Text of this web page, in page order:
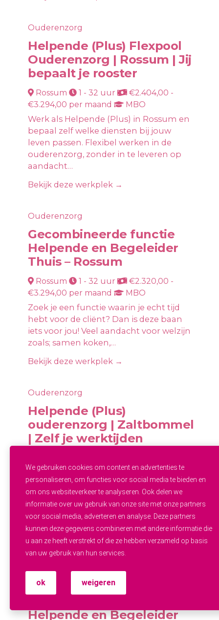
We gebruiken cookies om content en advertenties te
personaliseren, om functies voor social media te bieden en
om ons websiteverkeer te analyseren. Ook delen we
informatie over uw gebruik van onze site met onze partners
voor social media, adverteren en analyse. Deze partners
kunnen deze gegevens combineren met andere informatie die
u aan ze heeft verstrekt of die ze hebben verzameld op basis
van uw gebruik van hun services.
ok weigeren
Ouderenzorg
Helpende (Plus) Flexpool
Ouderenzorg | Rossum | Jij
bepaalt je rooster
Rossum 1 - 32 uur
€2.404,00 -
€3.294,00 per maand
MBO
Werk als Helpende (Plus) in Rossum en
bepaal zelf welke diensten bij jouw
leven passen. Flexibel werken in de
ouderenzorg, zonder in te leveren op
aandacht…
Bekijk deze werkplek →
Ouderenzorg
Gecombineerde functie
Helpende en Begeleider
Thuis – Rossum
Rossum 1 - 32 uur
€2.320,00 -
€3.294,00 per maand
MBO
Zoek je een functie waarin je echt tijd
hebt voor de cliënt? Dan is deze baan
iets voor jou! Veel aandacht voor welzijn
zoals; samen koken,…
Bekijk deze werkplek →
Ouderenzorg
Helpende (Plus)
ouderenzorg | Zaltbommel
| Zelf je werktijden
Rossum 1 - 32 uur
€2.404,00 -
€3.294,00 per maand
MBO
Werk als Helpende (Plus) in regio
Zaltbommel, en stem je werktijden af
op jouw leven. Intramurale
ouderenzorg met aandacht
Bekijk deze werkplek →
Thuiszorg
Helpende en Begeleider